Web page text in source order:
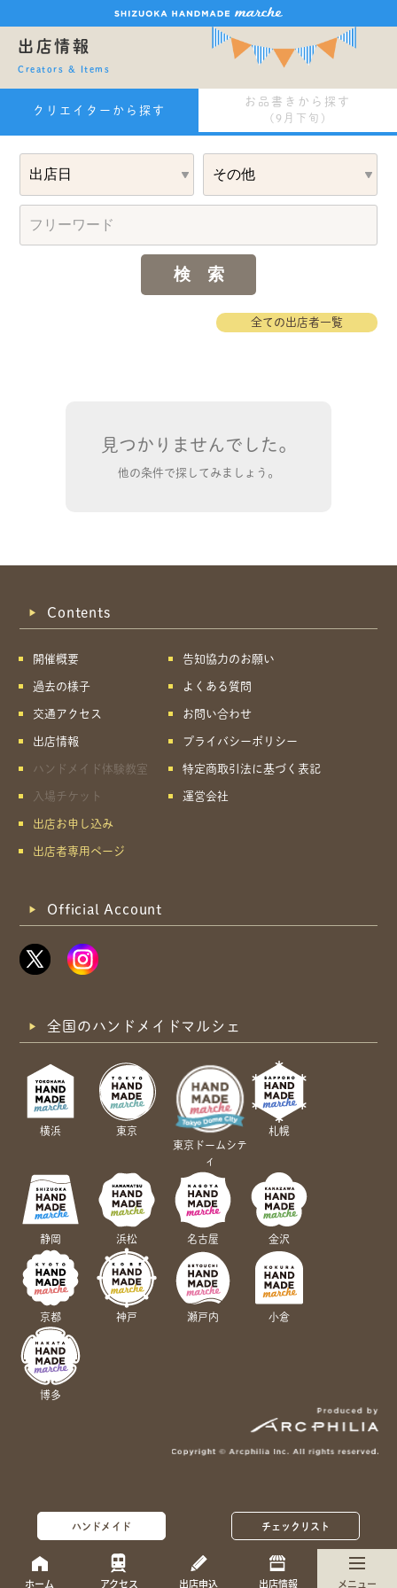
ハンドメイド チェックリスト
ホーム アクセス 出店申込 出店情報 メニュー
出店情報
Creators & Items
クリエイターから探す
お品書きから探す
(9月下旬)
全ての出店者一覧
見つかりませんでした。
他の条件で探してみましょう。
共有方法を選択
Contents
開催概要
過去の様子
交通アクセス
出店情報
ハンドメイド体験教室
入場チケット
出店お申し込み
出店者専用ページ
告知協力のお願い
よくある質問
お問い合わせ
プライバシーポリシー
特定商取引法に基づく表記
運営会社
Official Account
全国のハンドメイドマルシェ
横浜
東京
東京ドームシテ
ィ
札幌
静岡 浜松 名古屋 金沢
京都 神戸 瀬戸内 小倉
博多